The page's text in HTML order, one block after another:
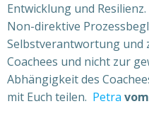
Entwicklung und Resilienz.
Non-direktive
Selbstverantwortung und
Coachees und nicht zur
Abhängigkeit des
mit Euch teilen. Petra